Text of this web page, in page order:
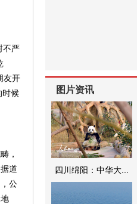
不严
友开
时候
，
道
公
图片资讯
四川绵阳：中华大...